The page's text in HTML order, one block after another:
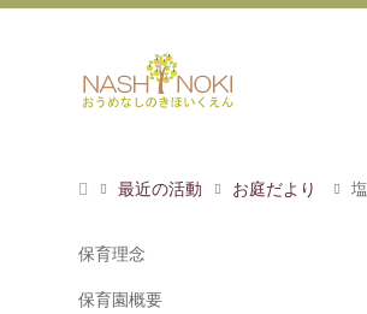
最近の活動 お庭だより
保育理念
保育園概要